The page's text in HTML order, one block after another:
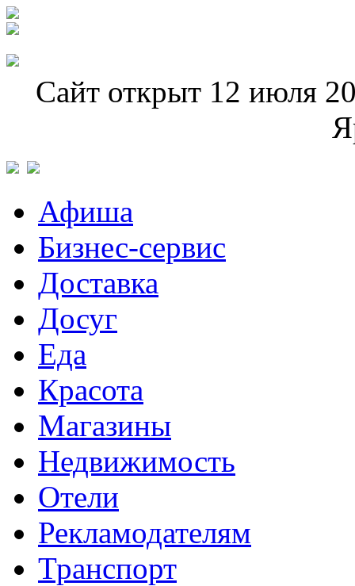
Сайт открыт 12 июля
Афиша
Бизнес-сервис
Доставка
Досуг
Еда
Красота
Магазины
Недвижимость
Отели
Рекламодателям
Транспорт